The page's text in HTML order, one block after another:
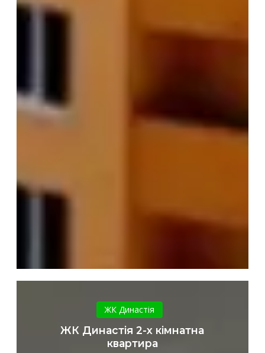
Династія
2-
х
кімнатна
ЖК Династія
ЖК Династія 2-х кімнатна
квартира